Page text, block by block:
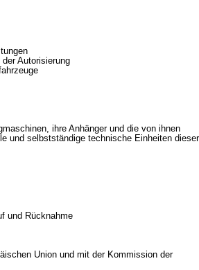
Autorisierung
ihre Anhänger und die von ihnen
und selbstständige technische Einheiten dieser
und Rücknahme
Union und mit der Kommission der